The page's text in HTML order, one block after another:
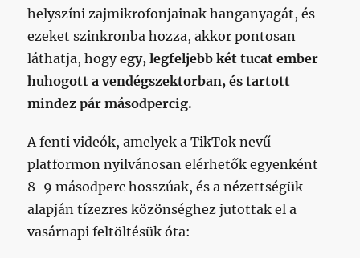
helyszíni zajmikrofonjainak hanganyagát, és
ezeket szinkronba hozza, akkor pontosan
láthatja, hogyegy, legfeljebb két tucat ember
huhogott a vendégszektorban, és tartott
mindez pár másodpercig.
A fenti videók, amelyek a TikTok nevű
platformon nyilvánosan elérhetők egyenként
8-9 másodperc hosszúak, és a nézettségük
alapján tízezres közönséghez jutottak el a
vasárnapi feltöltésük óta: